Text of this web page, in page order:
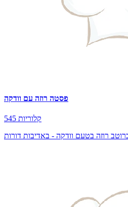
פסטה רוזה עם וודקה
545 קלוריות
רוזה בטעם וודקה - באדיבות דורות